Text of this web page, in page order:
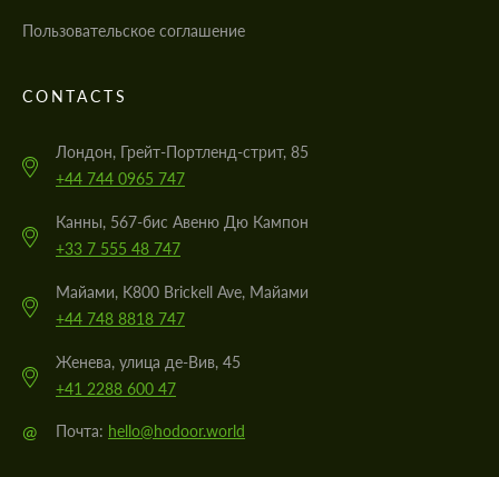
Пользовательское соглашение
CONTACTS
Лондон, Грейт-Портленд-стрит, 85
+44 744 0965 747
Канны, 567-бис Авеню Дю Кампон
+33 7 555 48 747
Майами, K800 Brickell Ave, Майами
+44 748 8818 747
Женева, улица де-Вив, 45
+41 2288 600 47
@ Почта: hello@hodoor.world
Cогласиться на обработку
СВЯЖИТЕСЬ СО МНОЙ
Мы говорим на вашем языке
Cогласиться на обработку
СВЯЖИТЕСЬ СО МНОЙ
Мы говорим на вашем языке
Cогласиться на обработку
СВЯЖИТЕСЬ СО МНОЙ
Мы говорим на вашем языке
Cогласиться на обработку
СВЯЖИТЕСЬ СО МНОЙ
Мы говорим на вашем языке